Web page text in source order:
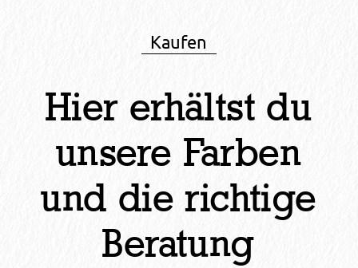
Kaufen
Hier erhältst du
unsere Farben
und die richtige
Beratung